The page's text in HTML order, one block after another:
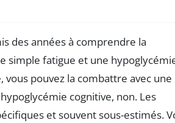
des années à comprendre la
simple fatigue et une
vous pouvez la combattre avec une
cognitive, non. Les
et souvent sous-estimés.